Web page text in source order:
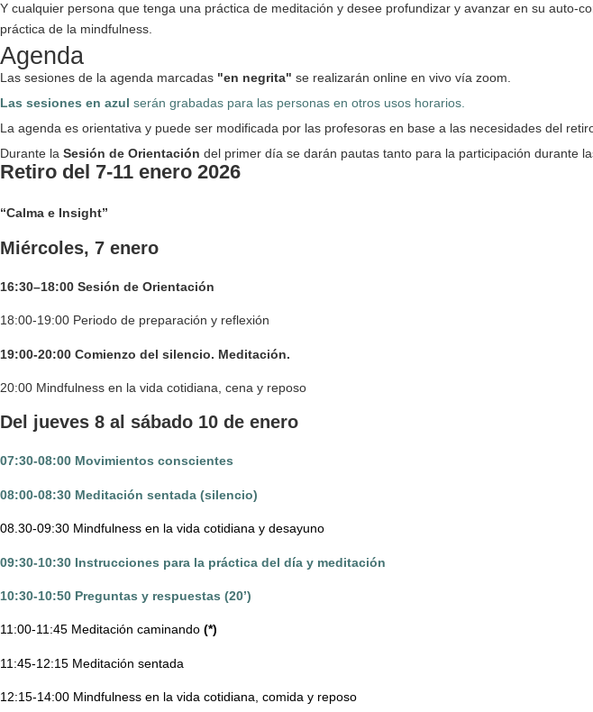
Y cualquier persona que tenga una práctica de meditación y desee profundizar y avanzar en su auto-
práctica de la mindfulness.
Agenda
Las sesiones de la agenda marcadas "en negrita" se realizarán online en vivo vía zoom.
Las sesiones en azul serán grabadas para las personas en otros usos horarios.
La agenda es orientativa y puede ser modificada por las profesoras en base a las necesidades del
Durante la Sesión de Orientación del primer día se darán pautas tanto para la participación durante
Retiro del 7-11 enero 2026
“Calma e Insight”
Miércoles, 7 enero
16:30–18:00 Sesión de Orientación
18:00-19:00 Periodo de preparación y reflexión
19:00-20:00 Comienzo del silencio. Meditación.
20:00 Mindfulness en la vida cotidiana, cena y reposo
Del jueves 8 al sábado 10 de enero
07:30-08:00 Movimientos conscientes
08:00-08:30 Meditación sentada (silencio)
08.30-09:30 Mindfulness en la vida cotidiana y desayuno
09:30-10:30 Instrucciones para la práctica del día y meditación
10:30-10:50 Preguntas y respuestas (20’)
11:00-11:45 Meditación caminando (*)
11:45-12:15 Meditación sentada
12:15-14:00 Mindfulness en la vida cotidiana, comida y reposo